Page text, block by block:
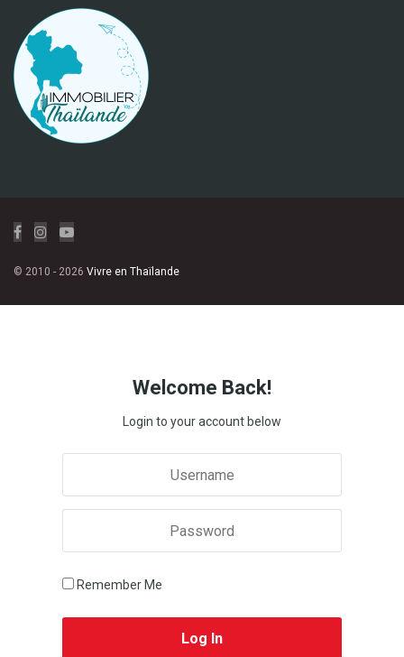
© 2010 - 2026 Vivre en Thaïlande
Welcome Back!
Login to your account below
Remember Me